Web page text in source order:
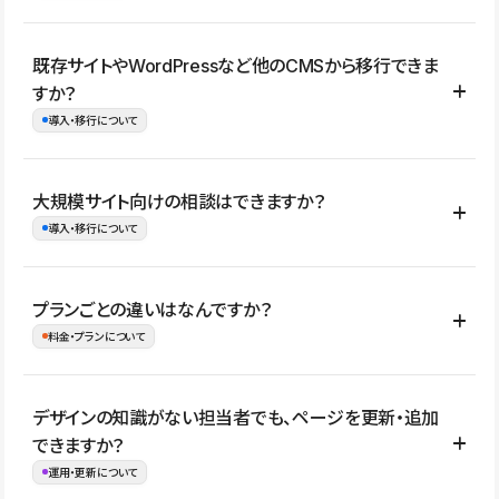
コーポレートサイト、サービスサイト、LP、採用サイト、ブロ
グ・メディア、イベントサイト、店舗・商品紹介サイト、ポートフ
ォリオなど幅広く制作できます。
既存サイトやWordPressなど他のCMSから移行できま
すか？
導入・移行について
はい。既存サイトの構成やコンテンツ、URLを整理したうえで、
Studio上に再構築する形で移行できます。 WordPressの場合は、
イト全体のデザインや設定がそのまま移行されるわけではないた
め、移行後にページ構成やデザイン、CMS設計、URL・リダイレク
大規模サイト向けの相談はできますか？
導入・移行について
はい。アクセス規模が大きいサイトや、複数部門での運用、権限管
理、セキュリティ確認、既存システムとの連携など、個別の要件が
ない段階でも、お問い合わせください。
お問合せはこちら
プランごとの違いはなんですか？
料金・プランについて
公開ページ数、バージョン履歴の期間、CMS利用数の上限、権限
管理の有無などがプランごとに異なります。詳しくは料金プランペ
ージをご覧ください。
デザインの知識がない担当者でも、ページを更新・追加
できますか？
運用・更新について